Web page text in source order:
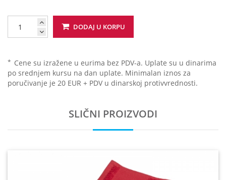
DODAJ U KORPU
* Cene su izražene u eurima bez PDV-a. Uplate su u dinarima
po srednjem kursu na dan uplate. Minimalan iznos za
poručivanje je 20 EUR + PDV u dinarskoj protivvrednosti.
SLIČNI PROIZVODI